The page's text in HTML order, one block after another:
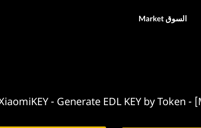
Market السوق
- Generate EDL KEY by Token -